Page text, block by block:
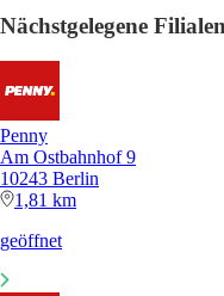
Nächstgelegene Filialen
Penny
Am Ostbahnhof 9
10243 Berlin
1,81 km
geöffnet